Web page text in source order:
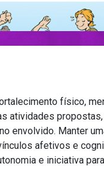
físico,
atividades
envolvido. Manter
afetivos e
e iniciativa